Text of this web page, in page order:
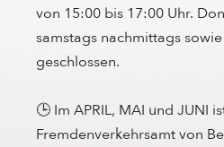
von 15:00 bis 17:00 Uhr.
samstags nachmittags
geschlossen.
🕒 Im APRIL, MAI und JUNI
Fremdenverkehrsamt von